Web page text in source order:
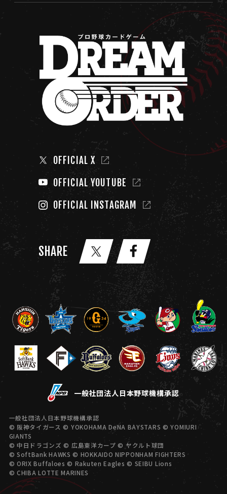
OFFICIAL X
OFFICIAL YOUTUBE
OFFICIAL INSTAGRAM
SHARE
一般社団法人日本野球機構承認
一般社団法人日本野球機構承認
© 阪神タイガース © YOKOHAMA DeNA BAYSTARS © YOMIURI
GIANTS
© 中日ドラゴンズ © 広島東洋カープ © ヤクルト球団
© SoftBank HAWKS © HOKKAIDO NIPPONHAM FIGHTERS
© ORIX Buffaloes © Rakuten Eagles © SEIBU Lions
© CHIBA LOTTE MARINES